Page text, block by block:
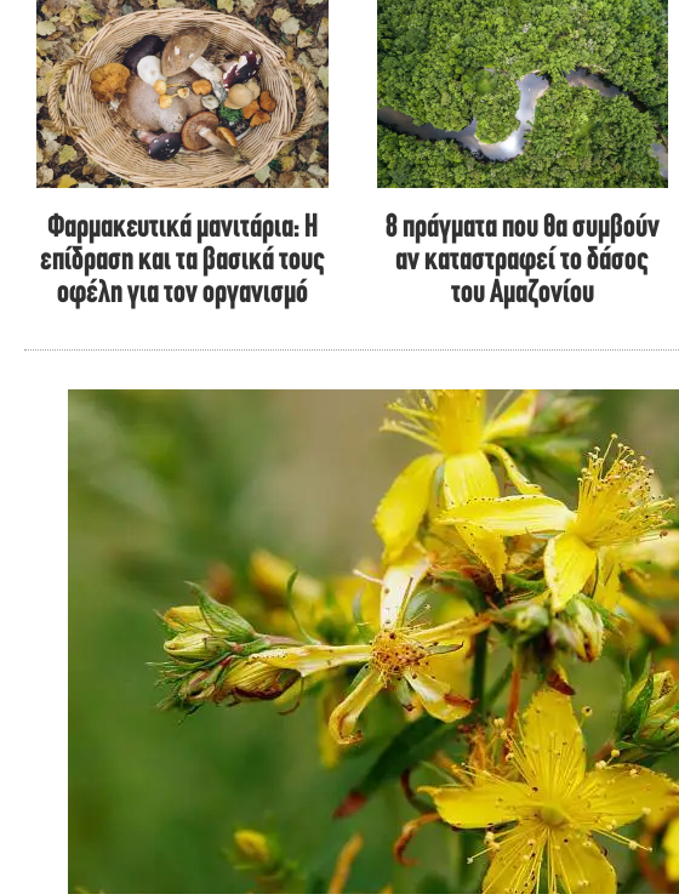
Φαρμακευτικά μανιτάρια: Η
επίδραση και τα βασικά τους
οφέλη για τον οργανισμό
8 πράγματα που θα συμβούν
αν καταστραφεί το δάσος
του Αμαζονίου